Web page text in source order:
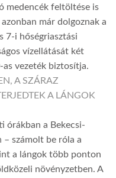
medencék feltöltése is
már dolgoznak a
7-i hőségriasztási
vízellátását két
as vezeték biztosítja.
A SZÁRAZ
A LÁNGOK
órákban a Bekecsi-
– számolt be róla a
a lángok több ponton
növényzetben. A